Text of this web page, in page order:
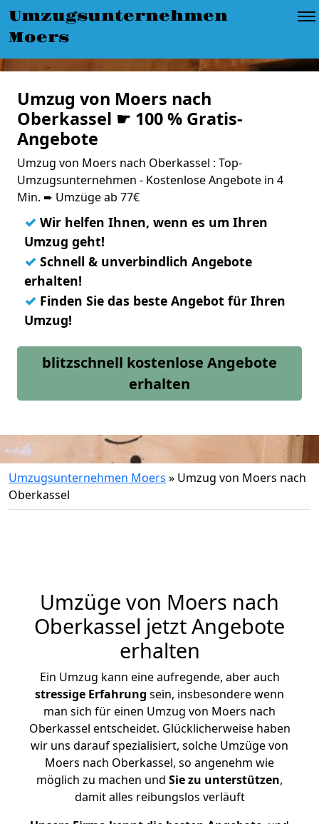
Umzugsunternehmen
Moers
Umzug von Moers nach
Oberkassel ☛ 100 % Gratis-
Angebote
Umzug von Moers nach Oberkassel : Top-
Umzugsunternehmen - Kostenlose Angebote in 4
Min. ➨ Umzüge ab 77€
✓ Wir helfen Ihnen, wenn es um Ihren
Umzug geht!
✓ Schnell & unverbindlich Angebote
erhalten!
✓ Finden Sie das beste Angebot für Ihren
Umzug!
blitzschnell kostenlose Angebote
erhalten
Umzugsunternehmen Moers » Umzug von Moers nach
Oberkassel
Umzüge von Moers nach
Oberkassel jetzt Angebote
erhalten
Ein Umzug kann eine aufregende, aber auch
stressige Erfahrung sein, insbesondere wenn
man sich für einen Umzug von Moers nach
Oberkassel entscheidet. Glücklicherweise haben
wir uns darauf spezialisiert, solche Umzüge von
Moers nach Oberkassel, so angenehm wie
möglich zu machen und Sie zu unterstützen,
damit alles reibungslos verläuft